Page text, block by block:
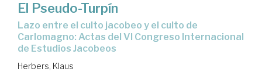
El Pseudo-Turpín
lazo entre el culto jacobeo y el culto de
Carlomagno: Actas del VI Congreso Internacional
de Estudios Jacobeos
Herbers, Klaus